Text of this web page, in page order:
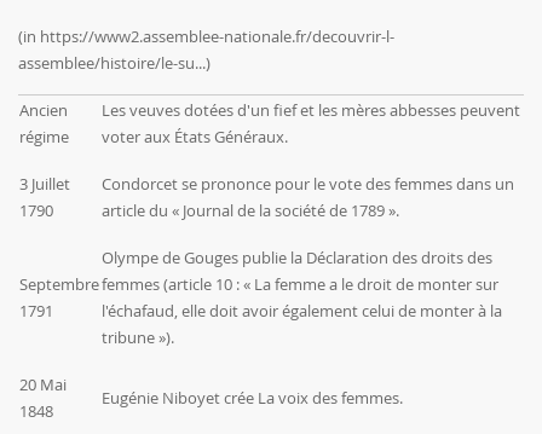
(in https://www2.assemblee-nationale.fr/decouvrir-l-
assemblee/histoire/le-su...)
Ancien
régime
Les veuves dotées d'un fief et les mères abbesses peuvent
voter aux États Généraux.
3 Juillet
1790
Condorcetse prononce pour le vote des femmes dans un
article du « Journal de la société de 1789 ».
Septembre
1791
Olympe de Gouges publie la Déclaration des droits des
femmes (article 10 : « La femme a le droit de monter sur
l'échafaud, elle doit avoir également celui de monter à la
tribune »).
20 Mai
1848
Eugénie Niboyet crée La voix des femmes.